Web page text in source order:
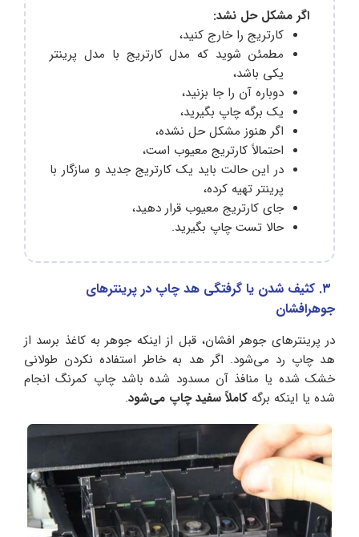
اگر مشکل حل نشد:
کارتریج را خارج کنید،
مطمئن شوید که مدل کارتریج با مدل پرینتر
یکی باشد،
دوباره آن را جا بزنید،
یک برگه چاپ بگیرید،
اگر هنوز مشکل حل نشده،
احتمالاً کارتریج معیوب است،
در این حالت باید یک کارتریج جدید و سازگار با
پرینتر تهیه کرده،
جای کارتریج معیوب قرار دهید،
حالا تست چاپ بگیرید.
۳. کثیف شدن یا گرفتگی هد چاپ در پرینترهای
جوهرافشان
در پرینترهای جوهر افشان، قبل از اینکه جوهر به کاغذ برسد از
هد چاپ رد می‌شود. اگر هد به خاطر استفاده نکردن طولانی
خشک شده یا منافذ آن مسدود شده باشد چاپ کمرنگ انجام
شده یا اینکه برگه کاملاً سفید چاپ می‌شود.